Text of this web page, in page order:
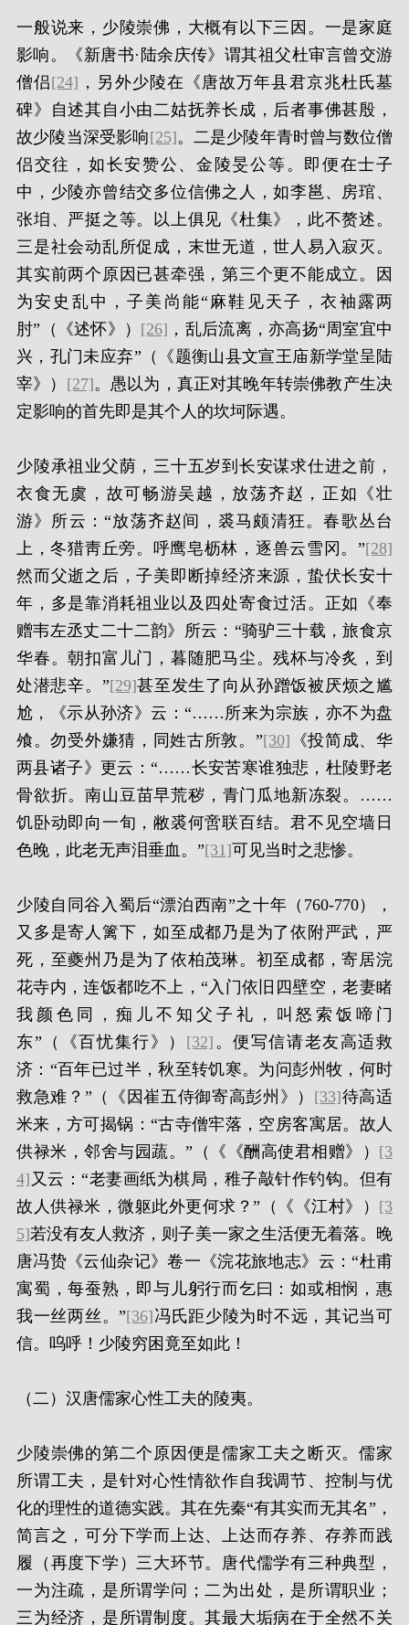
一般说来，少陵崇佛，大概有以下三因。一是家庭
影响。《新唐书·陆余庆传》谓其祖父杜审言曾交游
僧侣[24] ，另外少陵在《唐故万年县君京兆杜氏墓
碑》自述其自小由二姑抚养长成，后者事佛甚殷，
故少陵当深受影响[25]。 二是少陵年青时曾与数位僧
侣交往，如长安赞公、金陵旻公等。即便在士子
中，少陵亦曾结交多位信佛之人，如李邕、房琯、
张垍、严挺之等。以上俱见《杜集》，此不赘述。
三是社会动乱所促成，末世无道，世人易入寂灭。
其实前两个原因已甚牵强，第三个更不能成立。因
为安史乱中，子美尚能“麻鞋见天子，衣袖露两
肘”（《述怀》） [26] ，乱后流离，亦高扬“周室宜中
兴，孔门未应弃”（《题衡山县文宣王庙新学堂呈陆
宰》） [27]。愚以为，真正对其晚年转崇佛教产生决
定影响的首先即是其个人的坎坷际遇。
少陵承祖业父荫，三十五岁到长安谋求仕进之前，
衣食无虞，故可畅游吴越，放荡齐赵，正如《壮
游》所云：“放荡齐赵间，裘马颇清狂。春歌丛台
上，冬猎靑丘旁。呼鹰皂枥林，逐兽云雪冈。”[28]
然而父逝之后，子美即断掉经济来源，蛰伏长安十
年，多是靠消耗祖业以及四处寄食过活。正如《奉
赠韦左丞丈二十二韵》所云：“骑驴三十载，旅食京
华春。朝扣富儿门，暮随肥马尘。残杯与冷炙，到
处潜悲辛。”[29]甚至发生了向从孙蹭饭被厌烦之尴
尬，《示从孙济》云：“……所来为宗族，亦不为盘
飧。勿受外嫌猜，同姓古所敦。”[30] 《投简成、华
两县诸子》更云：“……长安苦寒谁独悲，杜陵野老
骨欲折。南山豆苗早荒秽，青门瓜地新冻裂。……
饥卧动即向一旬，敝裘何啻联百结。君不见空墙日
色晚，此老无声泪垂血。”[31]可见当时之悲惨。
少陵自同谷入蜀后“漂泊西南”之十年（760-770），
又多是寄人篱下，如至成都乃是为了依附严武，严
死，至夔州乃是为了依柏茂琳。初至成都，寄居浣
花寺内，连饭都吃不上，“入门依旧四壁空，老妻睹
我颜色同，痴儿不知父子礼，叫怒索饭啼门
东”（《百忧集行》） [32] 。便写信请老友高适救
济：“百年已过半，秋至转饥寒。为问彭州牧，何时
救急难？”（《因崔五侍御寄高彭州》） [33]待高适
米来，方可揭锅：“古寺僧牢落，空房客寓居。故人
供禄米，邻舍与园蔬。”（《《酬高使君相赠》） [3
4] 又云：“老妻画纸为棋局，稚子敲针作钓钩。但有
故人供禄米，微躯此外更何求？”（《《江村》） [3
5]若没有友人救济，则子美一家之生活便无着落。晚
唐冯贽《云仙杂记》卷一《浣花旅地志》云：“杜甫
寓蜀，每蚕熟，即与儿躬行而乞曰：如或相悯，惠
我一丝两丝。”[36]冯氏距少陵为时不远，其记当可
信。呜呼！少陵穷困竟至如此！
（二）汉唐儒家心性工夫的陵夷。
少陵崇佛的第二个原因便是儒家工夫之断灭。儒家
所谓工夫，是针对心性情欲作自我调节、控制与优
化的理性的道德实践。其在先秦“有其实而无其名”，
简言之，可分下学而上达、上达而存养、存养而践
履（再度下学）三大环节。唐代儒学有三种典型，
一为注疏，是所谓学问；二为出处，是所谓职业；
三为经济，是所谓制度。其最大垢病在于全然不关